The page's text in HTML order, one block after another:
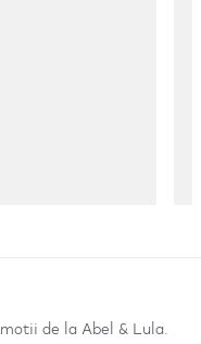
de la Abel & Lula.